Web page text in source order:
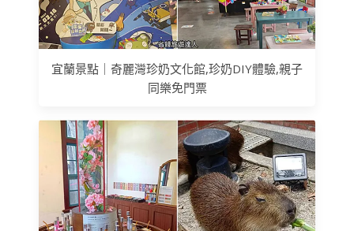
宜蘭景點｜奇麗灣珍奶文化館,珍奶DIY體驗,親子
同樂免門票